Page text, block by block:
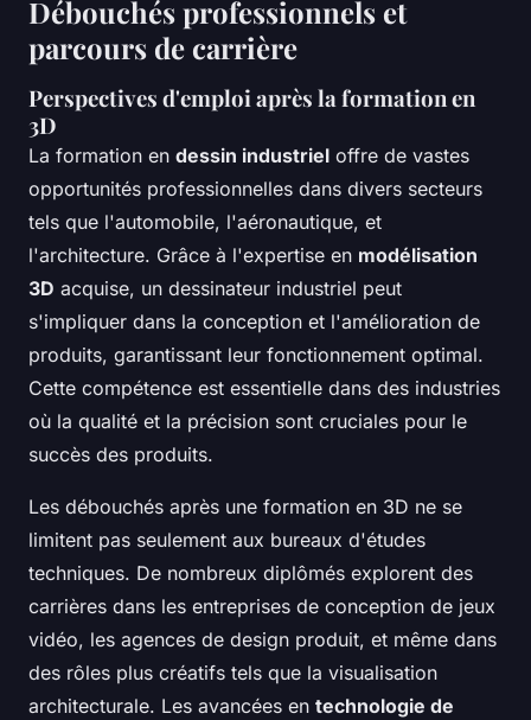
Débouchés professionnels et
parcours de carrière
Perspectives d'emploi après la formation en
3D
La formation en dessin industriel offre de vastes
opportunités professionnelles dans divers secteurs
tels que l'automobile, l'aéronautique, et
l'architecture. Grâce à l'expertise en modélisation
3D acquise, un dessinateur industriel peut
s'impliquer dans la conception et l'amélioration de
produits, garantissant leur fonctionnement optimal.
Cette compétence est essentielle dans des industries
où la qualité et la précision sont cruciales pour le
succès des produits.
Les débouchés après une formation en 3D ne se
limitent pas seulement aux bureaux d'études
techniques. De nombreux diplômés explorent des
carrières dans les entreprises de conception de jeux
vidéo, les agences de design produit, et même dans
des rôles plus créatifs tels que la visualisation
architecturale. Les avancées en technologie de